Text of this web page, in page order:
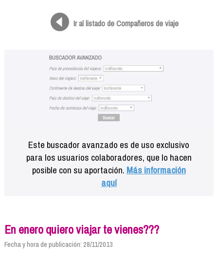
Ir al listado de Compañeros de viaje
Este buscador avanzado es de uso exclusivo
para los usuarios colaboradores, que lo hacen
posible con su aportación. Más información
aquí
En enero quiero viajar te vienes???
Fecha y hora de publicación: 28/11/2013